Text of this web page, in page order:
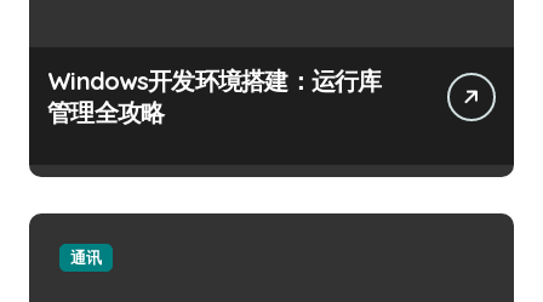
Windows开发环境搭建：运行库
管理全攻略
通讯